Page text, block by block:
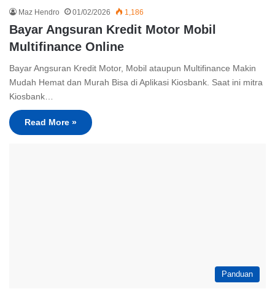
Maz Hendro 01/02/2026 1,186
Bayar Angsuran Kredit Motor Mobil
Multifinance Online
Bayar Angsuran Kredit Motor, Mobil ataupun Multifinance Makin
Mudah Hemat dan Murah Bisa di Aplikasi Kiosbank. Saat ini mitra
Kiosbank…
Read More »
Panduan